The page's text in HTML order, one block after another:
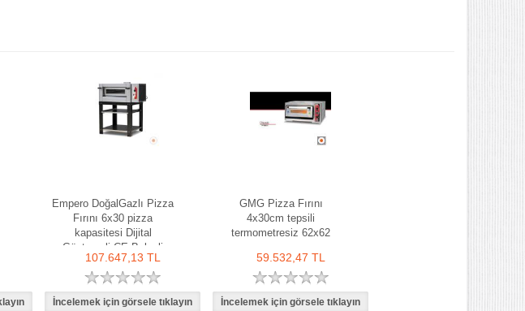
Empero DoğalGazlı Pizza
Fırını 6x30 pizza
kapasitesi Dijital
Göstergeli CE Belgeli
107.647,13 TL
GMG Pizza Fırını
4x30cm tepsili
termometresiz 62x62
59.532,47 TL